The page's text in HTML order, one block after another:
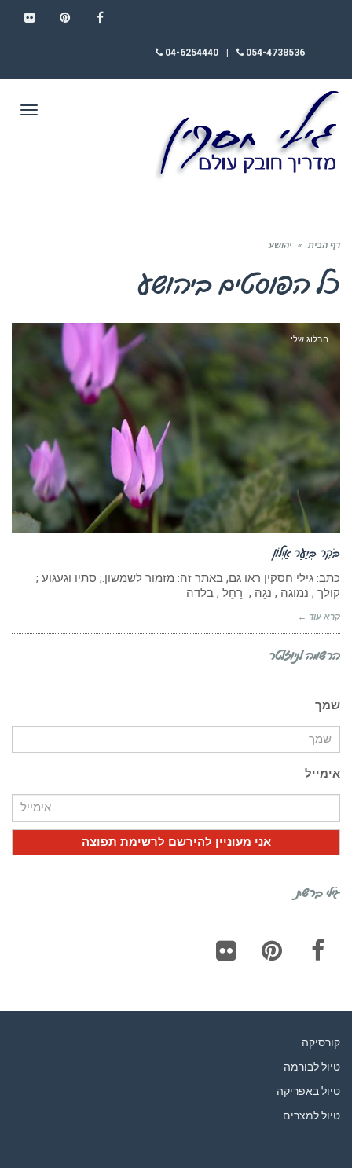
054-4738536
04-6254440
דף הבית » יהושע
כל הפוסטים ביהושע
הבלוג שלי
בֹּקֶר בְּיַּעַר אַיָּלוֹן
כתב: גילי חסקין ראו גם, באתר זה: מזמור לשמשון.; סתיו וגעגוע ;
קולך ; נמוגה ; נֹגַהּ ; רָחֵל ; בלדה
קרא עוד ←
הרשמה לניוזלטר
שמך
אימייל
גילי ברשת
קורסיקה
טיול לבורמה
טיול באפריקה
טיול למצרים